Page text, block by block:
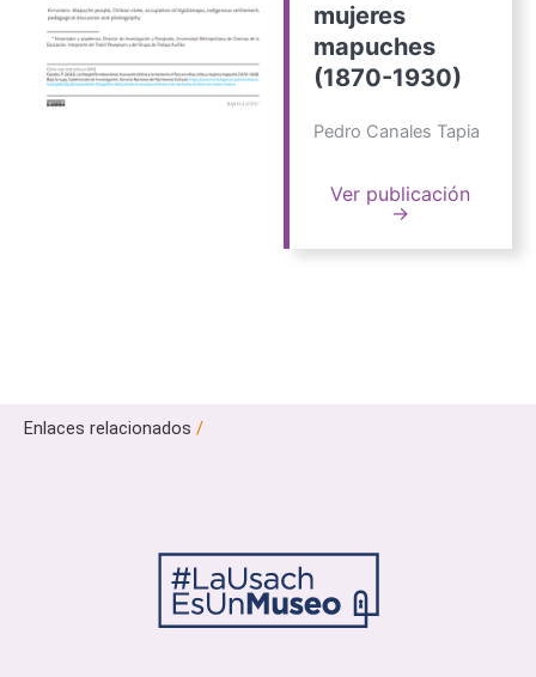
mujeres
mapuches
(1870-1930)
Pedro Canales Tapia
Ver publicación
→
Enlaces relacionados /